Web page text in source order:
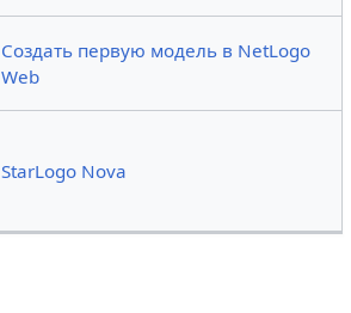
Создать первую модель в NetLogo
Web
StarLogo Nova